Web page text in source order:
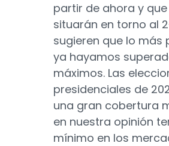
partir de ahora y
situarán en torno al
sugieren que lo más
ya hayamos
máximos. Las
presidenciales de
una gran cobertura
en nuestra opinión
mínimo en los